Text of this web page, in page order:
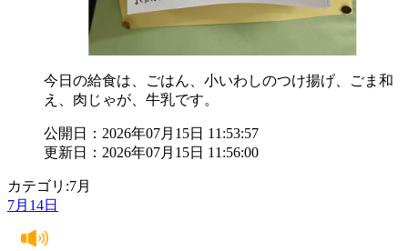
今日の給食は、ごはん、小いわしのつけ揚げ、ごま和
え、肉じゃが、牛乳です。
公開日：2026年07月15日 11:53:57
更新日：2026年07月15日 11:56:00
カテゴリ:7月
7月14日